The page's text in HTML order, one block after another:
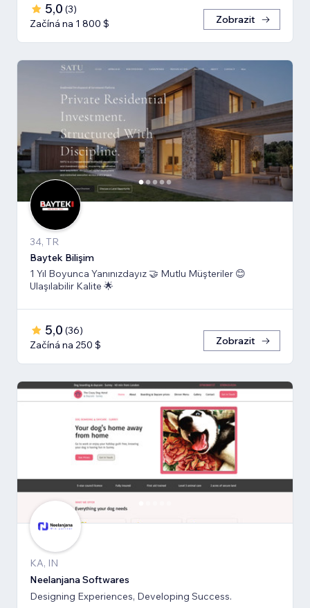
5,0 (3)
Začíná na 1 800 $
Zobrazit
34, TR
Baytek Bilişim
1 Yıl Boyunca Yanınızdayız 🤝 Mutlu Müşteriler 😊
Ulaşılabilir Kalite 🌟
5,0 (36)
Začíná na 250 $
Zobrazit
KA, IN
Neelanjana Softwares
Designing Experiences, Developing Success.